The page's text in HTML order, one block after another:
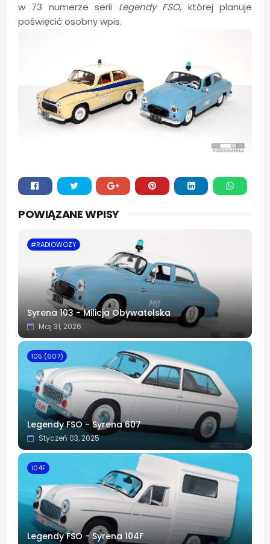
w 73 numerze serii Legendy FSO, której planuje
poświęcić osobny wpis.
POWIĄZANE WPISY
#RADIOWOZY
Syrena 103 - Milicja Obywatelska
Maj 31, 2026
105 (607)
Legendy FSO - Syrena 607
Styczeń 03, 2025
104F
Legendy FSO - Syrena 104F